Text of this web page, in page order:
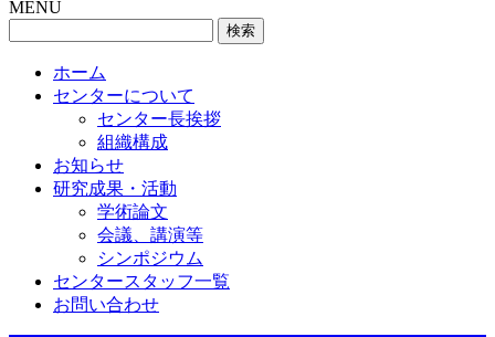
MENU
ホーム
センターについて
センター長挨拶
組織構成
お知らせ
研究成果・活動
学術論文
会議、講演等
シンポジウム
センタースタッフ一覧
お問い合わせ